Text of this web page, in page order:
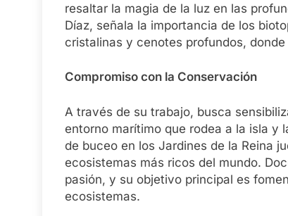
resaltar la magia de la luz en las
Díaz, señala la importancia de los
cristalinas y cenotes profundos,
Compromiso con la Conservación
A través de su trabajo, busca
entorno marítimo que rodea a la isla y
de buceo en los Jardines de la Reina
ecosistemas más ricos del mundo.
pasión, y su objetivo principal es
ecosistemas.